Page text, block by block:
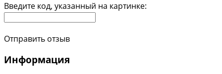
Введите код, указанный на картинке:
Отправить отзыв
Информация